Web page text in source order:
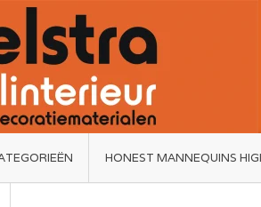
HONEST MANNEQUINS